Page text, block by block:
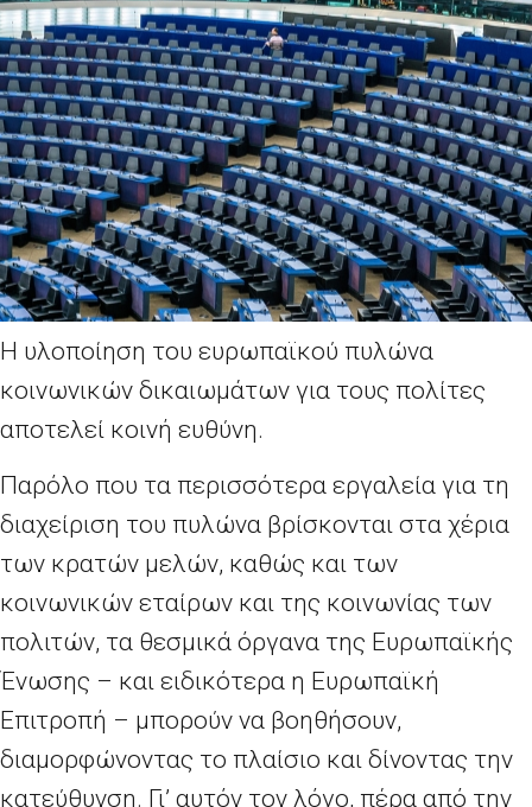
Η υλοποίηση του ευρωπαϊκού πυλώνα
κοινωνικών δικαιωμάτων για τους πολίτες
αποτελεί κοινή ευθύνη.
Παρόλο που τα περισσότερα εργαλεία για τη
διαχείριση του πυλώνα βρίσκονται στα χέρια
των κρατών μελών, καθώς και των
κοινωνικών εταίρων και της κοινωνίας των
πολιτών, τα θεσμικά όργανα της Ευρωπαϊκής
Ένωσης – και ειδικότερα η Ευρωπαϊκή
Επιτροπή – μπορούν να βοηθήσουν,
διαμορφώνοντας το πλαίσιο και δίνοντας την
κατεύθυνση. Γι’ αυτόν τον λόγο, πέρα από την